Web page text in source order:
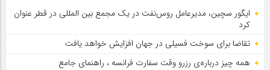
ایگور سچین، مدیرعامل روس‌نفت در یک مجمع بین المللی در قطر عنوان
کرد
تقاضا برای سوخت فسیلی در جهان افزایش خواهد یافت
همه چیز درباره‌ی رزرو وقت سفارت فرانسه ، راهنمای جامع